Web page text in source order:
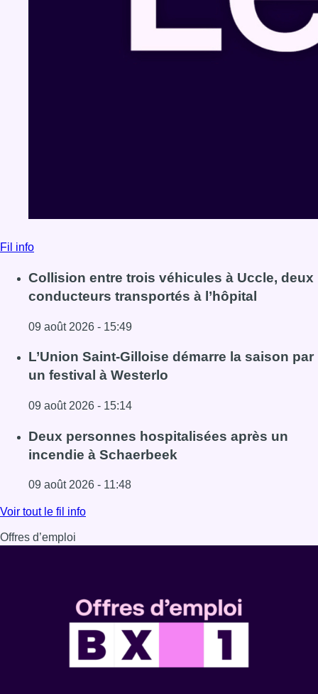
Fil info
Collision entre trois véhicules à Uccle, deux
conducteurs transportés à l’hôpital
09 août 2026 - 15:49
Lire l'article Collision entre trois véhicules à Uccle, deux
L’Union Saint-Gilloise démarre la saison par
un festival à Westerlo
09 août 2026 - 15:14
Lire l'article L’Union Saint-Gilloise démarre la saison par
Deux personnes hospitalisées après un
incendie à Schaerbeek
09 août 2026 - 11:48
Lire l'article Deux personnes hospitalisées après un
Voir tout le fil info
Offres d’emploi